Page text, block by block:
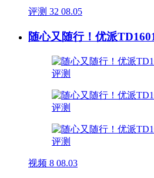
评测 32 08.05
随心又随行！优派
视频 8 08.03